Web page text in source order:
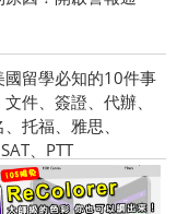
國留學必知的10件事
件、簽證、代辦、
托福、雅思、
、PTT